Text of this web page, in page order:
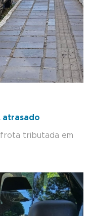
atrasado
frota tributada em